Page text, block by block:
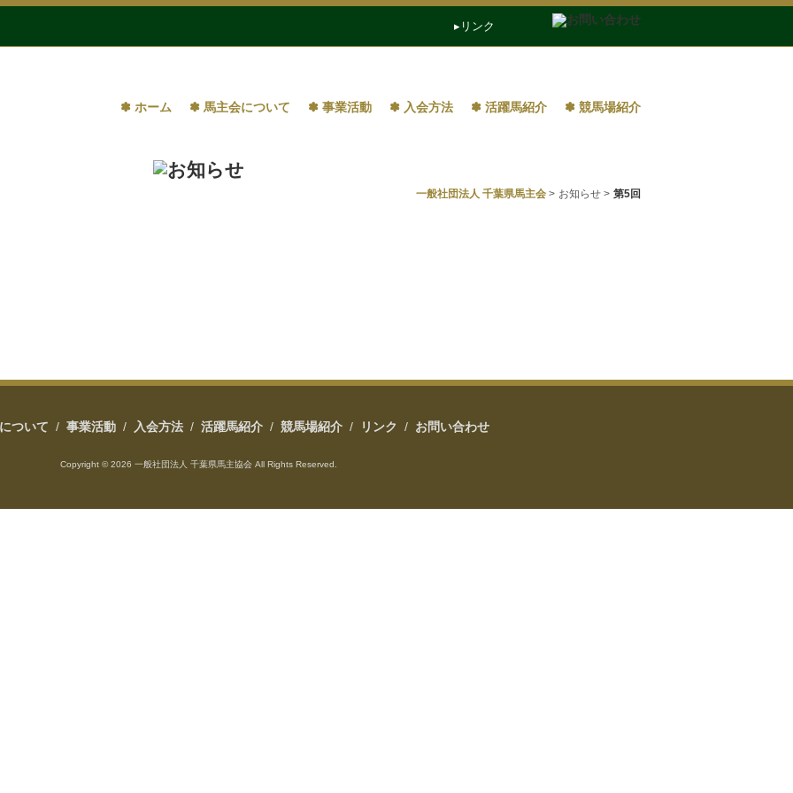
▸ リンク
✽ 競馬場紹介
✽ 活躍馬紹介
✽ 入会方法
✽ 事業活動
✽ 馬主会について
✽ ホーム
一般社団法人 千葉県馬主会 > お知らせ > 第5回
ついて / 事業活動 / 入会方法 / 活躍馬紹介 / 競馬場紹介 / リンク / お問い合わせ
Copyright ©2026 一般社団法人 千葉県馬主協会 All Rights Reserved.